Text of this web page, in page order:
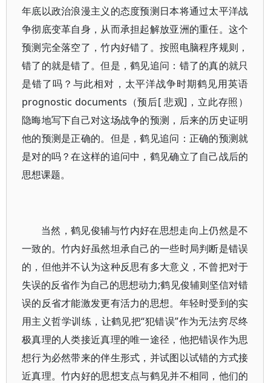
年底以政治浪漫主义的态度预测日本将通过太平洋战
争彻底变革自身，从而承担起解放亚洲的重任。这个
预测完全落空了，竹内好错了。按照电脑程序规则，
错了的就是错了。但是，鹤见追问：错了的真的就只
是错了吗？与此相对，太平洋战争时期鹤见用英语
prognostic documents（预后[ 悲观]，立此存照）
隐晦地写下自己对这场战争的预测，后来的历史证明
他的预测是正确的。但是，鹤见追问：正确的预测就
是对的吗？在这样的追问中，鹤见确立了自己战后的
思想课题。
当然，鹤见俊辅与竹内好在思想走向上仍然是不
一致的。竹内好虽然坦承自己的一些时局判断是错误
的，但他并不认为这种反思有多大意义，不曾把对于
失误的反省作为自己的思想动力;鹤见俊辅则坚信对错
误的反省才能激发更有活力的思想。年轻时受到的实
用主义哲学训练，让鹤见把“犯错误”作为无法穷尽终
极真理的人类接近真理的唯一途径，他把错误作为思
想行为必然带来的伴生形式，并试图以试错的方式接
近真理。竹内好的思想支点与鹤见并不相同，他们的